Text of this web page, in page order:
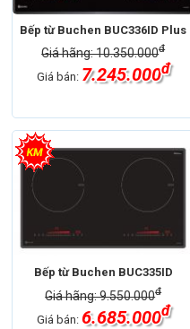
Bếp từ Buchen BUC336ID Plus
Giá hãng: 10.350.000đ
Giá bán: 7.245.000đ
Bếp từ Buchen BUC335ID
Giá hãng: 9.550.000đ
Giá bán: 6.685.000đ